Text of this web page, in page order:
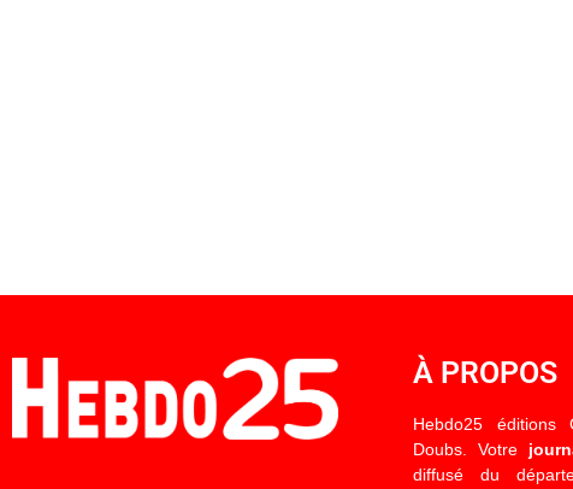
À PROPOS
Hebdo25 éditions
Doubs. Votre
diffusé du